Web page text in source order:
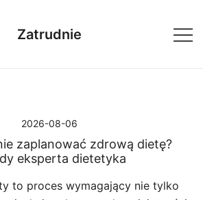
Zatrudnie
2026-08-06
zaplanować zdrową dietę?
eksperta dietetyka
to proces wymagający nie tylko